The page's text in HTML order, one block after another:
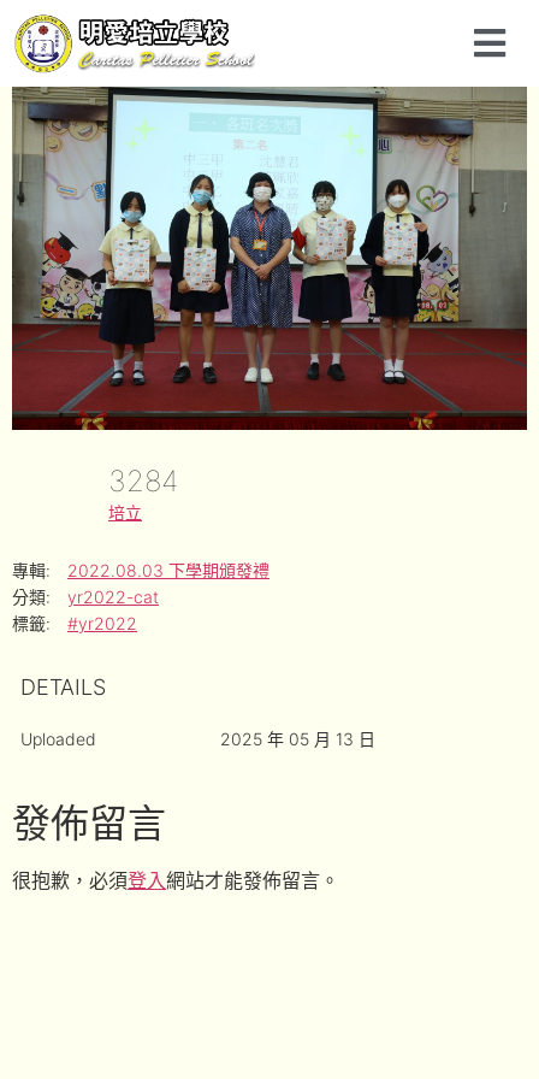
3284
培立
專輯:
2022.08.03 下學期頒發禮
分類:
yr2022-cat
標籤:
#yr2022
DETAILS
Uploaded 2025 年 05 月 13 日
發佈留言
很抱歉，必須登入網站才能發佈留言。